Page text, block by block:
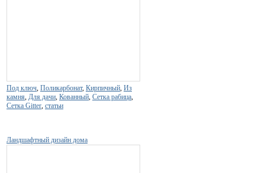
Под ключ Поликарбонат, Кирпичный Из
камня Для дачи Кованный Сетка рабица
Сетка Gitter статьи
Ландшафтный дизайн дома